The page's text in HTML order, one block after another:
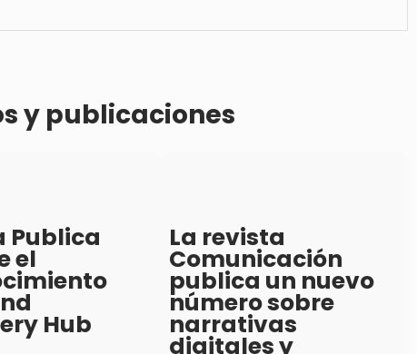
y publicaciones
Publica
el
Hub
La revista
Comunicación
publica un nuevo
número sobre
narrativas
digitales y